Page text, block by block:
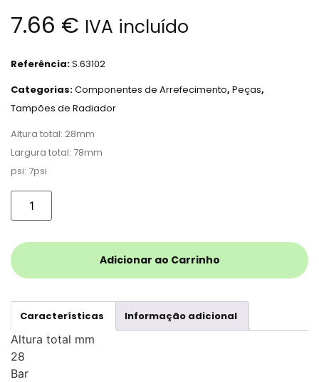
7.66 € IVA incluído
Referência:S.63102
Categorias:Componentes de Arrefecimento, Peças,
Tampões de Radiador
Altura total: 28mm
Largura total: 78mm
psi: 7psi
Adicionar ao Carrinho
Características Informação adicional
Altura total mm
28
Bar